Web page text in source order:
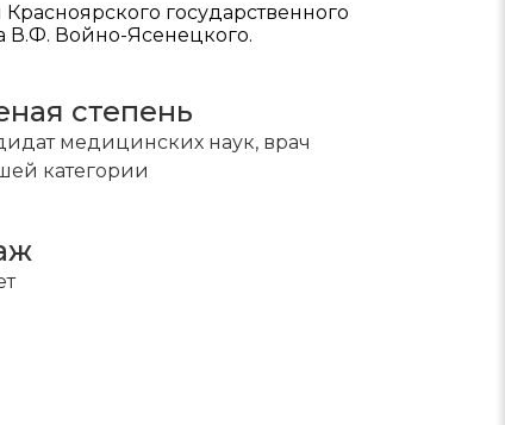
государственного
В.Ф. Войно-Ясенецкого.
степень
медицинских наук, врач
категории